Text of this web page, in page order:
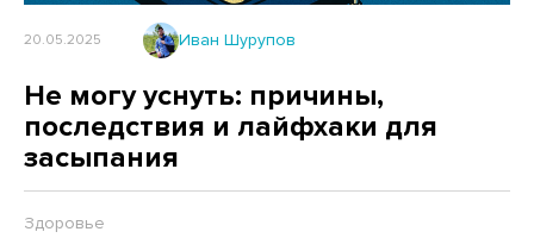
20.05.2025 Иван Шурупов
Не могу уснуть: причины,
последствия и лайфхаки для
засыпания
Здоровье